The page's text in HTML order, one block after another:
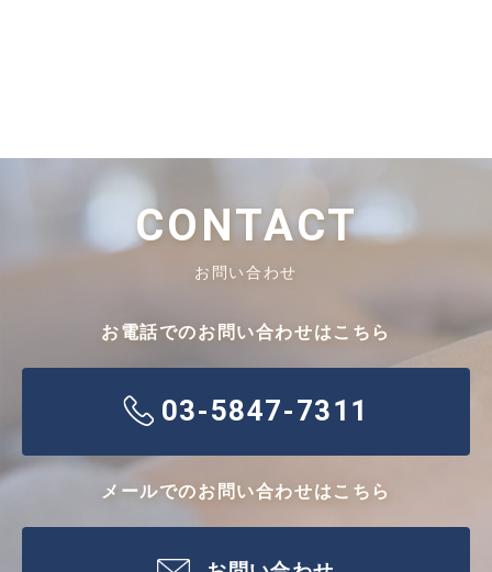
CONTACT
お問い合わせ
お電話でのお問い合わせはこちら
03-5847-7311
メールでのお問い合わせはこちら